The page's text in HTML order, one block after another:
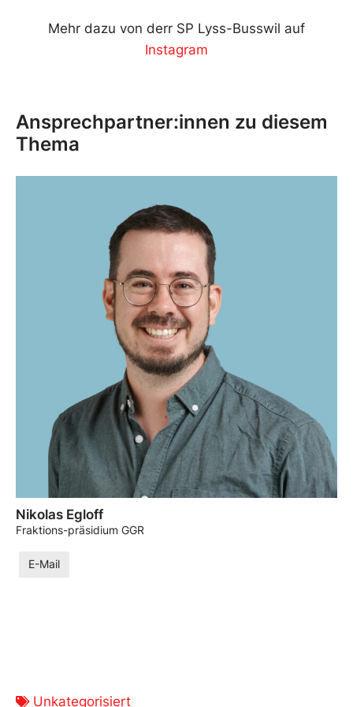
Mehr dazu von derr SP Lyss-Busswil auf
Instagram
Ansprechpartner:innen zu diesem
Thema
Nikolas Egloff
Fraktions-präsidium GGR
E-Mail
Unkategorisiert